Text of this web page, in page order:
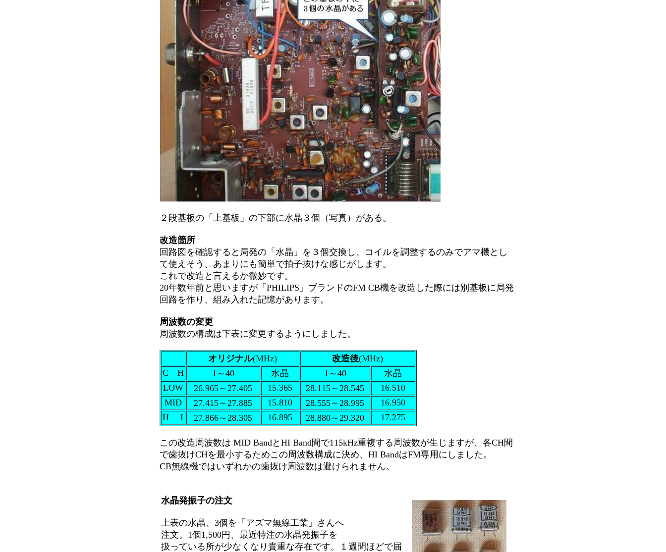
２段基板の「上基板」の下部に水晶３個（写真）がある。
改造箇所
回路図を確認すると局発の「水晶」を３個交換し、コイルを調整するのみでアマ機とし
て使えそう、あまりにも簡単で拍子抜けな感じがします。
これで改造と言えるか微妙です。
20年数年前と思いますが「PHILIPS」ブランドのFM CB機を改造した際には別基板に局発
回路を作り、組み入れた記憶があります。
周波数の変更
周波数の構成は下表に変更するようにしました。
オリジナル(MHz) 改造後(MHz)
C H
1～40 水晶 1～40
水晶
LOW
26.965～27.405 15.365 28.115～28.545
16.510
MID
27.415～27.885 15.810 28.555～28.995
16.950
H I
27.866～28.305 16.895 28.880～29.320 17.275
この改造周波数は MID BandとHI Band間で115kHz重複する周波数が生じますが、各CH間
で歯抜けCHを最小するためこの周波数構成に決め、HI BandはFM専用にしました。
CB無線機ではいずれかの歯抜け周波数は避けられません。
水晶発振子の注文
上表の水晶、3個を「アズマ無線工業」さんへ
注文。1個1,500円、最近特注の水晶発振子を
扱っている所が少なくなり貴重な存在です。１週間ほどで届